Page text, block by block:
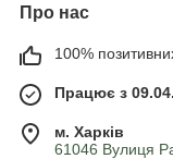
Про нас
100%
Працює з
м. Харків
61046 Вулиця